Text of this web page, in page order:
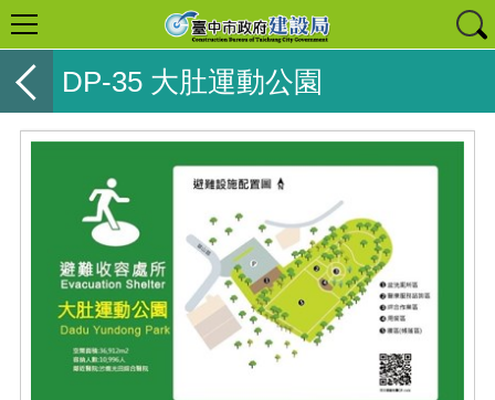
DP-35 大肚運動公園